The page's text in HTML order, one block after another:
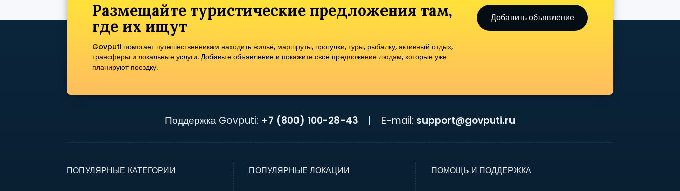
Размещайте туристические предложения там,
где их ищут
Govputi помогает путешественникам находить жильё, маршруты, прогулки, туры, рыбалку, активный отдых,
трансферы и локальные услуги. Добавьте объявление и покажите своё предложение людям, которые уже
планируют поездку.
Добавить объявление
Поддержка Govputi: +7 (800) 100-28-43 E-mail: support@govputi.ru
ПОПУЛЯРНЫЕ КАТЕГОРИИ ПОПУЛЯРНЫЕ ЛОКАЦИИ ПОМОЩЬ И ПОДДЕРЖКА